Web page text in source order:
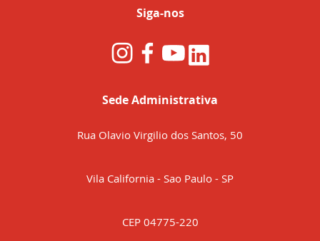
Siga-nos
Sede Administrativa
Rua Olavio Virgilio dos Santos, 50
Vila California - Sao Paulo - SP
CEP 04775-220